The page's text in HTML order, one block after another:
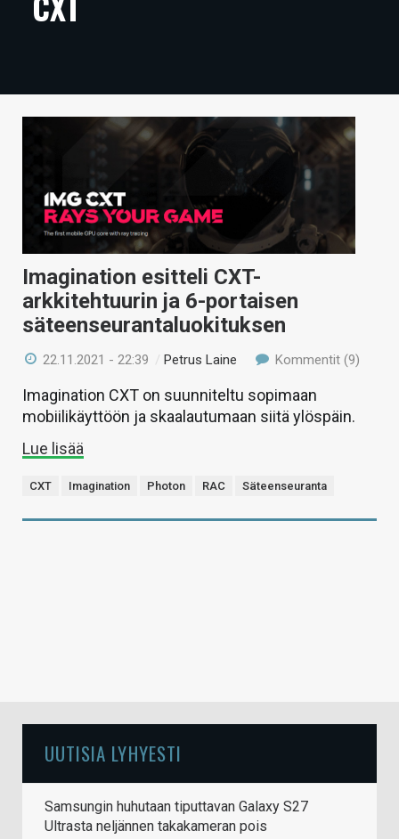
ARTIKKELIT
TECHBBS
KAUPPA
HAKU
Imagination esitteli CXT-
arkkitehtuurin ja 6-portaisen
säteenseurantaluokituksen
22.11.2021 - 22:39 / Petrus Laine Kommentit (9)
Imagination CXT on suunniteltu sopimaan
mobiilikäyttöön ja skaalautumaan siitä ylöspäin.
Lue lisää
CXT Imagination Photon RAC Säteenseuranta
UUTISIA LYHYESTI
Samsungin huhutaan tiputtavan Galaxy S27
Ultrasta neljännen takakameran pois